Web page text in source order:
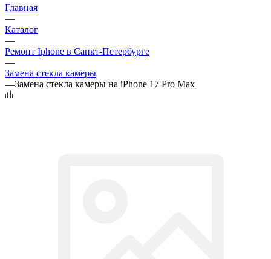
Главная
—
Каталог
—
Ремонт Iphone в Санкт-Петербурге
—
Замена стекла камеры
—Замена стекла камеры на iPhone 17 Pro Max